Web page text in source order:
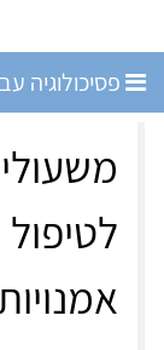
פסיכולוגיה